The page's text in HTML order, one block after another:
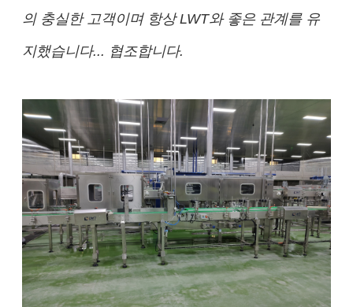
의 충실한 고객이며 항상 LWT와 좋은 관계를 유
지했습니다... 협조합니다.